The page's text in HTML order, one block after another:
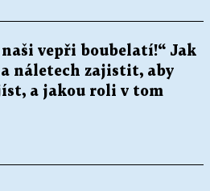
vepři boubelatí!“ Jak
náletech zajistit, aby
a jakou roli v tom